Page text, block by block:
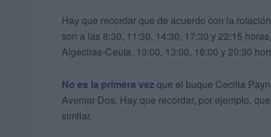
Hay que recordar que de acuerdo con la
son a las 8:30, 11:30, 14:30, 17:30 y 22:15
Algeciras-Ceuta, 10:00, 13:00, 16:00 y 20:30
No es la primera vezque el buque Cecilia
Avemar Dos. Hay que recordar, por ejemplo,
similar.